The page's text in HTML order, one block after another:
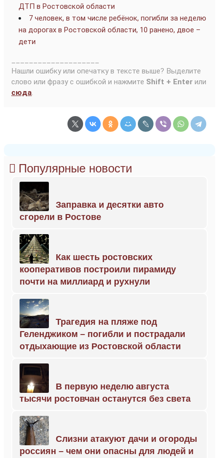
ДТП в Ростовской области
7 человек, в том числе ребёнок, погибли за неделю
на дорогах в Ростовской области, 10 ранено, двое –
дети
Нашли ошибку или опечатку в тексте выше? Выделите
слово или фразу с ошибкой и нажмите Shift + Enter или
сюда.
Популярные новости
Заправка и десятки авто
сгорели в Ростове
Как шесть ростовских
кооперативов построили пирамиду
почти на миллиард и рухнули
Трагедия на пляже под
Геленджиком – погибли и пострадали
отдыхающие из Ростовской области
В первую неделю августа
тысячи ростовчан останутся без света
Слизни атакуют дачи и огороды
россиян – чем они опасны для людей и